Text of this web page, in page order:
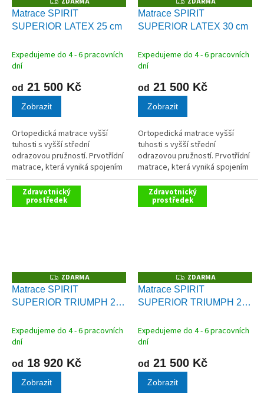
D
A
R
Matrace SPIRIT
SUPERIOR LATEX 25 cm
Expedujeme do 4 - 6 pracovních
dní
od 21 500 Kč
Zobrazit
Ortopedická matrace vyšší
tuhosti s vyšší střední
odrazovou pružností. Prvotřídní
matrace, která vyniká spojením
pružnosti, paměťového efektu
a mimořádného komfortu.
D
A
R
Matrace SPIRIT
SUPERIOR LATEX 30 cm
Expedujeme do 4 - 6 pracovních
dní
od 21 500 Kč
Zobrazit
Ortopedická matrace vyšší
tuhosti s vyšší střední
odrazovou pružností. Prvotřídní
matrace, která vyniká spojením
pružnosti, paměťového efektu
a mimořádného komfortu.
Zdravotnický
prostředek
Z
D
A
R
ZDARMA
Matrace SPIRIT
SUPERIOR TRIUMPH 22
Expedujeme do 4 - 6 pracovních
dní
od 18 920 Kč
Zobrazit
Zdravotnický
prostředek
Z
D
A
R
ZDARMA
Matrace SPIRIT
SUPERIOR TRIUMPH 25
Expedujeme do 4 - 6 pracovních
dní
od 21 500 Kč
Zobrazit